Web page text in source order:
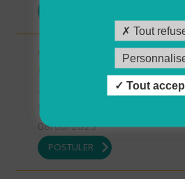
Aide à domicile - Plourin,
Porspoder, Landunvez - CDD
08/08/2025
POSTULER
Tout
Tout